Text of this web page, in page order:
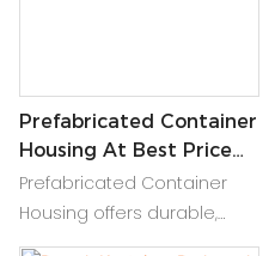
Prefabricated Container
Housing At Best Price
Offered
Prefabricated Container
Housing offers durable,
customizable, and portable